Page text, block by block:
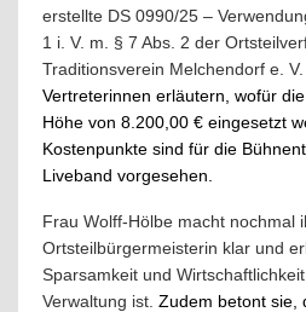
erstellte DS 0990/25 –
1 i. V. m. § 7 Abs. 2 der
Traditionsverein Melchendorf e.
Vertreterinnen erläutern, wofür
Höhe von 8.200,00 € eingesetzt
Kostenpunkte sind für die
Liveband vorgesehen.
Frau Wolff-Hölbe macht nochmal
Ortsteilbürgermeisterin klar und
Sparsamkeit und
Verwaltung ist. Zudem betont sie,